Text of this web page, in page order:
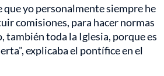
que yo personalmente siempre he
comisiones, para hacer normas
también toda la Iglesia, porque es
explicaba el pontífice en el